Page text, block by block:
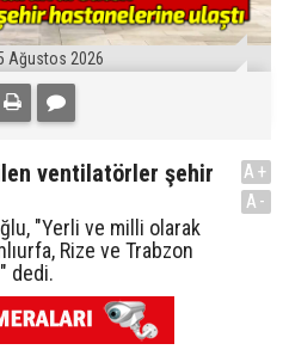
Ağustos 2026
ventilatörler şehir
"Yerli ve milli olarak
Rize ve Trabzon
dedi.
A+
A-